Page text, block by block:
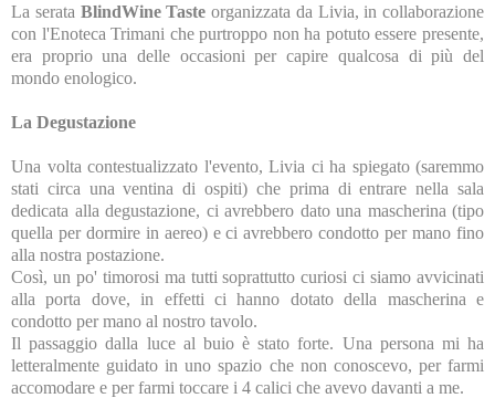
La serata BlindWine Taste organizzata da Livia, in collaborazione
con l'Enoteca Trimani che purtroppo non ha potuto essere presente,
era proprio una delle occasioni per capire qualcosa di più del
mondo enologico.
La Degustazione
Una volta contestualizzato l'evento, Livia ci ha spiegato (saremmo
stati circa una ventina di ospiti) che prima di entrare nella sala
dedicata alla degustazione, ci avrebbero dato una mascherina (tipo
quella per dormire in aereo) e ci avrebbero condotto per mano fino
alla nostra postazione.
Così, un po' timorosi ma tutti soprattutto curiosi ci siamo avvicinati
alla porta dove, in effetti ci hanno dotato della mascherina e
condotto per mano al nostro tavolo.
Il passaggio dalla luce al buio è stato forte. Una persona mi ha
letteralmente guidato in uno spazio che non conoscevo, per farmi
accomodare e per farmi toccare i 4 calici che avevo davanti a me.